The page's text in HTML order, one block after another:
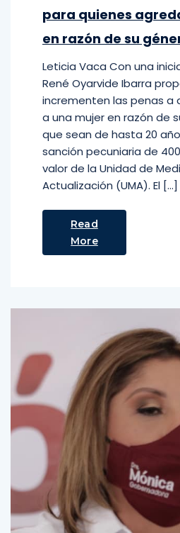
para quienes
en razón de su
Leticia Vaca Con una
René Oyarvide Ibarra
incrementen las penas a
a una mujer en razón de
que sean de hasta 20
sanción pecuniaria de
valor de la Unidad de
Actualización (UMA). El […]
Read
More